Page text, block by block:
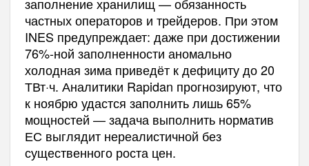
заполнение хранилищ — обязанность
частных операторов и трейдеров. При этом
INES предупреждает: даже при достижении
76%-ной заполненности аномально
холодная зима приведёт к дефициту до 20
ТВт·ч. Аналитики Rapidan прогнозируют, что
к ноябрю удастся заполнить лишь 65%
мощностей — задача выполнить норматив
ЕС выглядит нереалистичной без
существенного роста цен.